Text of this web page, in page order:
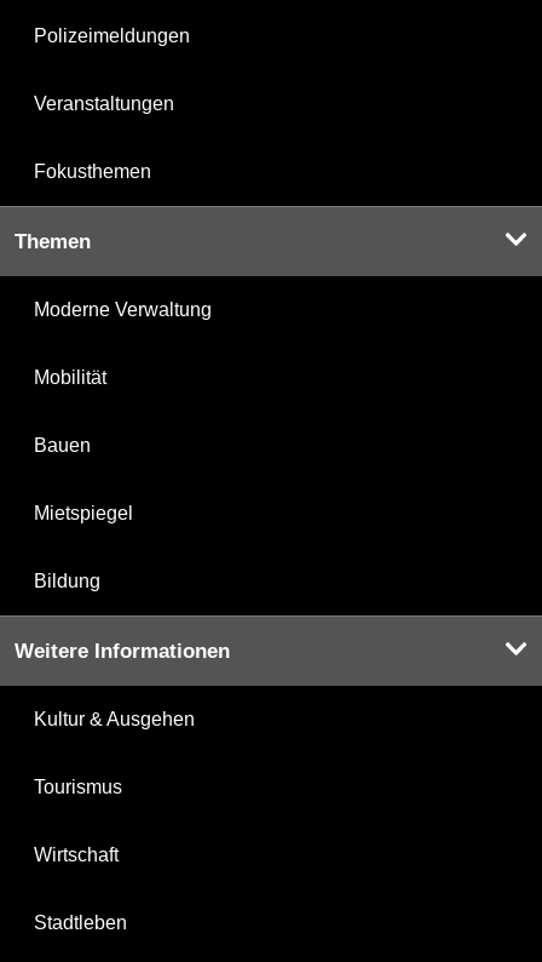
Polizeimeldungen
Veranstaltungen
Fokusthemen
Themen
Moderne Verwaltung
Mobilität
Bauen
Mietspiegel
Bildung
Weitere Informationen
Kultur & Ausgehen
Tourismus
Wirtschaft
Stadtleben